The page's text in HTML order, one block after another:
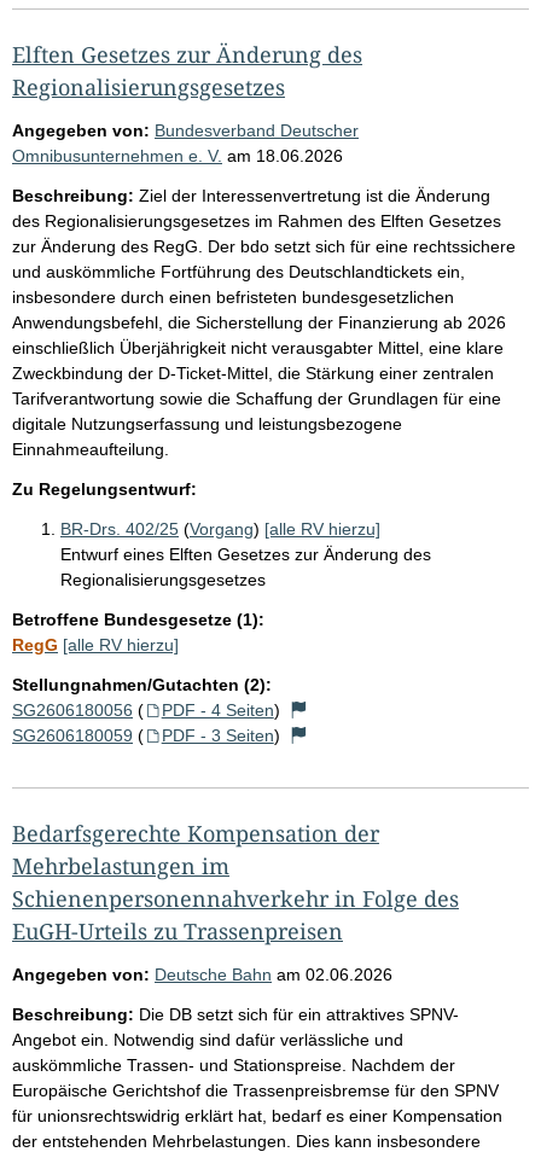
Elften Gesetzes zur Änderung des
Regionalisierungsgesetzes
Angegeben von: Bundesverband Deutscher
Omnibusunternehmen e. V. am 18.06.2026
Beschreibung: Ziel der Interessenvertretung ist die Änderung
des Regionalisierungsgesetzes im Rahmen des Elften Gesetzes
zur Änderung des RegG. Der bdo setzt sich für eine rechtssichere
und auskömmliche Fortführung des Deutschlandtickets ein,
insbesondere durch einen befristeten bundesgesetzlichen
Anwendungsbefehl, die Sicherstellung der Finanzierung ab 2026
einschließlich Überjährigkeit nicht verausgabter Mittel, eine klare
Zweckbindung der D-Ticket-Mittel, die Stärkung einer zentralen
Tarifverantwortung sowie die Schaffung der Grundlagen für eine
digitale Nutzungserfassung und leistungsbezogene
Einnahmeaufteilung.
Zu Regelungsentwurf:
BR-Drs. 402/25 (Vorgang) [alle RV hierzu]
Entwurf eines Elften Gesetzes zur Änderung des
Regionalisierungsgesetzes
Betroffene Bundesgesetze (1):
RegG [alle RV hierzu]
Stellungnahmen/Gutachten (2):
SG2606180056 ( PDF - 4 Seiten)
SG2606180059 ( PDF - 3 Seiten)
Bedarfsgerechte Kompensation der
Mehrbelastungen im
Schienenpersonennahverkehr in Folge des
EuGH-Urteils zu Trassenpreisen
Angegeben von: Deutsche Bahn am 02.06.2026
Beschreibung: Die DB setzt sich für ein attraktives SPNV-
Angebot ein. Notwendig sind dafür verlässliche und
auskömmliche Trassen- und Stationspreise. Nachdem der
Europäische Gerichtshof die Trassenpreisbremse für den SPNV
für unionsrechtswidrig erklärt hat, bedarf es einer Kompensation
der entstehenden Mehrbelastungen. Dies kann insbesondere